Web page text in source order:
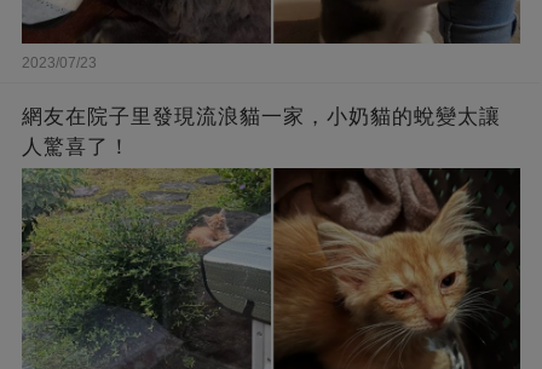
2023/07/23
網友在院子里發現流浪貓一家，小奶貓的蛻變太讓
人驚喜了！